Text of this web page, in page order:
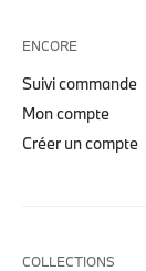
ENCORE
Suivi commande
Mon compte
Créer un compte
COLLECTIONS